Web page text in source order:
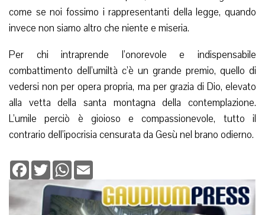
come se noi fossimo i rappresentanti della legge, quando
invece non siamo altro che niente e miseria.
Per chi intraprende l’onorevole e indispensabile
combattimento dell’umiltà c’è un grande premio, quello di
vedersi non per opera propria, ma per grazia di Dio, elevato
alla vetta della santa montagna della contemplazione.
L’umile perciò è gioioso e compassionevole, tutto il
contrario dell’ipocrisia censurata da Gesù nel brano odierno.
Facebook
TwitterWhatsApp